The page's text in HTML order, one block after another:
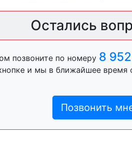
Остались
позвоните по номеру 8
и мы в ближайшее время
Позвонить